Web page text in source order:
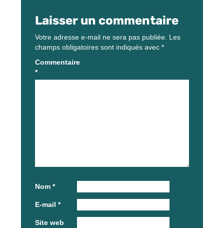
Laisser un commentaire
Votre adresse e-mail ne sera pas publiée. Les
champs obligatoires sont indiqués avec *
Commentaire
*
Nom *
E-mail *
Site web